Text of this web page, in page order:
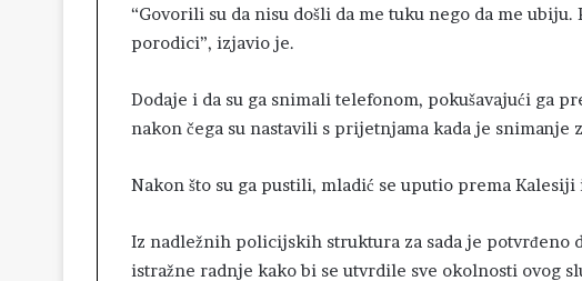
“Govorili su da nisu došli da me tuku nego da me
porodici”, izjavio je.
Dodaje i da su ga snimali telefonom, pokušavajući ga
nakon čega su nastavili s prijetnjama kada je snimanje
Nakon što su ga pustili, mladić se uputio prema
Iz nadležnih policijskih struktura za sada je potvrđeno
istražne radnje kako bi se utvrdile sve okolnosti ovog